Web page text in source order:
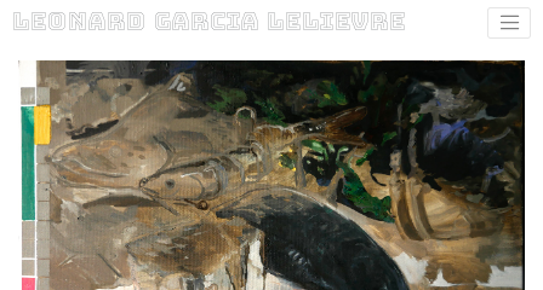
Leonard Garcia Lelievre